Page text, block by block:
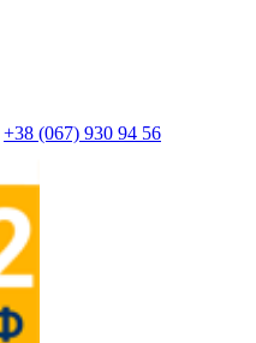
+38 (067) 930 94 56